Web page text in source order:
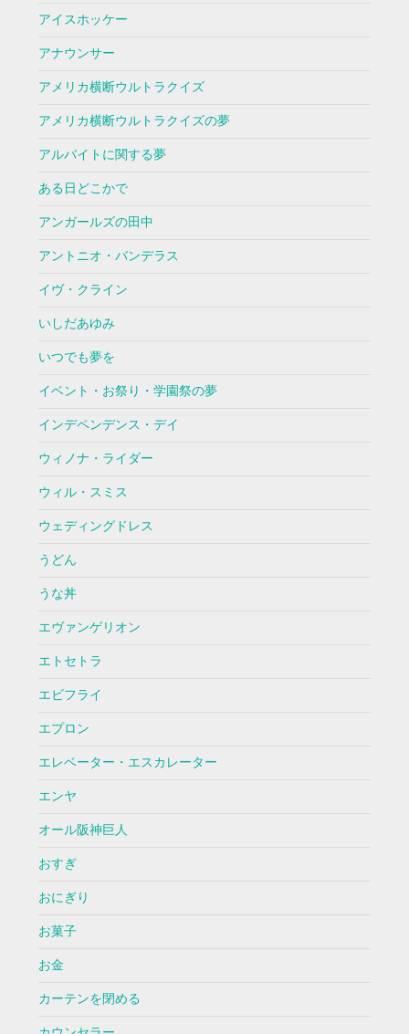
アイスホッケー
アナウンサー
アメリカ横断ウルトラクイズ
アメリカ横断ウルトラクイズの夢
アルバイトに関する夢
ある日どこかで
アンガールズの田中
アントニオ・バンデラス
イヴ・クライン
いしだあゆみ
いつでも夢を
イベント・お祭り・学園祭の夢
インデペンデンス・デイ
ウィノナ・ライダー
ウィル・スミス
ウェディングドレス
うどん
うな丼
エヴァンゲリオン
エトセトラ
エビフライ
エプロン
エレベーター・エスカレーター
エンヤ
オール阪神巨人
おすぎ
おにぎり
お菓子
お金
カーテンを閉める